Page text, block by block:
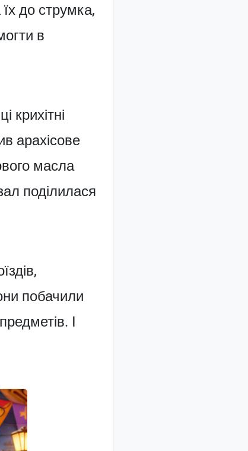
до струмка,
в
крихітні
арахісове
масла
поділилася
побачили
І